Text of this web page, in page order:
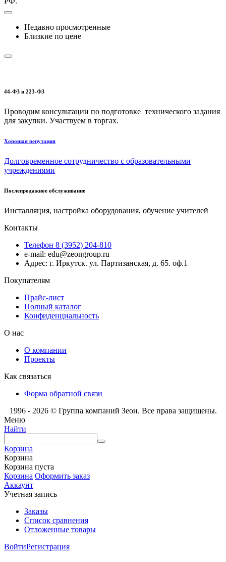
Недавно просмотренные
Близкие по цене
44-ФЗ и 223-ФЗ
Проводим консультации по подготовке технического задания
для закупки. Участвуем в торгах.
Хорошая репутация
Долговременное сотрудничество с образовательными
учреждениями
Послепродажное обслуживание
Инсталляция, настройка оборудования, обучение учителей
Контакты
Телефон 8 (3952) 204-810
e-mail: edu@zeongroup.ru
Адрес: г. Иркутск. ул. Партизанская, д. 65. оф.1
Покупателям
Прайс-лист
Полный каталог
Конфиденциальность
О нас
О компании
Проекты
Как связаться
Форма обратной связи
1996 - 2026 © Группа компаний Зеон. Все права защищены.
Меню
Найти
Корзина
Корзина
Корзина пуста
Корзина Оформить заказ
Аккаунт
Учетная запись
Заказы
Список сравнения
Отложенные товары
ВойтиРегистрация